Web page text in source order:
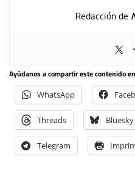
Redacción de
Ayúdanos a compartir este contenido
WhatsApp
Threads Bluesky
Telegram